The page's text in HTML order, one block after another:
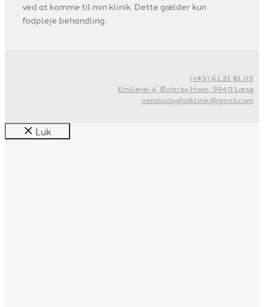
ved at komme til min klinik. Dette gælder kun
fodpleje behandling.
(+45) 61 31 81 03
Emilievej 4, Østerby Havn, 9940 Læsø
oenshudogfodklinik@gmail.com
Luk